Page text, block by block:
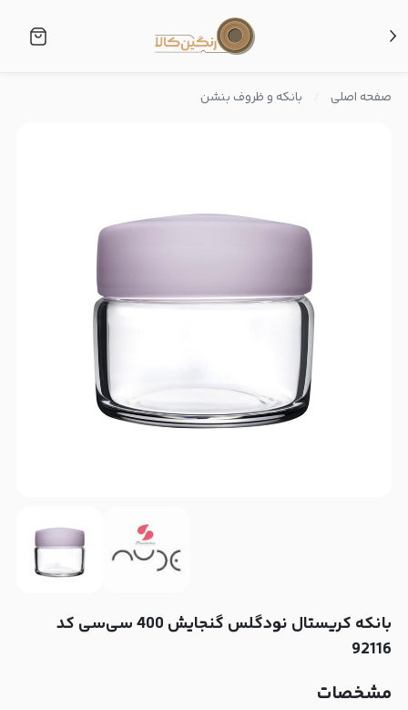
صفحه اصلی بانکه و ظروف بنشن
بانکه کریستال نودگلس گنجایش 400 سی‌سی کد
92116
مشخصات